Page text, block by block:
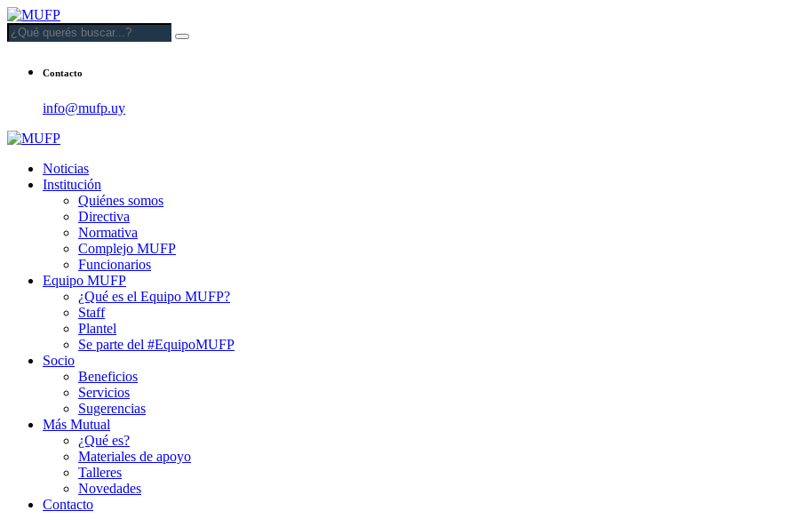
Contacto
info@mufp.uy
Noticias
Institución
Quiénes somos
Directiva
Normativa
Complejo MUFP
Funcionarios
Equipo MUFP
¿Qué es el Equipo MUFP?
Staff
Plantel
Se parte del #EquipoMUFP
Socio
Beneficios
Servicios
Sugerencias
Más Mutual
¿Qué es?
Materiales de apoyo
Talleres
Novedades
Contacto